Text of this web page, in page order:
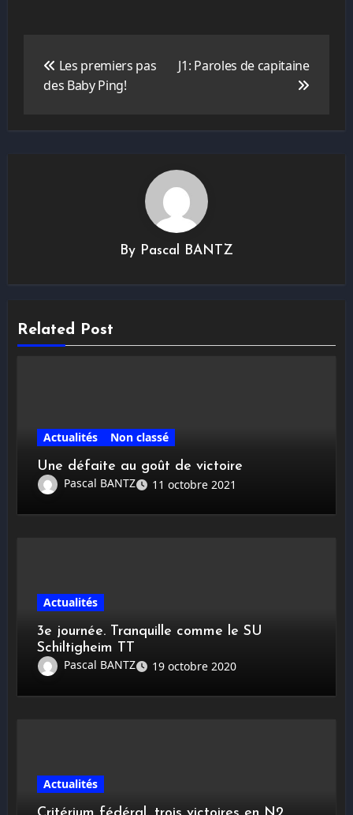
l’article
Les premiers pas
des Baby Ping!
J1: Paroles de capitaine
By Pascal BANTZ
Related Post
Actualités
Non classé
Une défaite au goût de victoire
Pascal BANTZ
11 octobre 2021
Actualités
3e journée. Tranquille comme le SU
Schiltigheim TT
Pascal BANTZ
19 octobre 2020
Actualités